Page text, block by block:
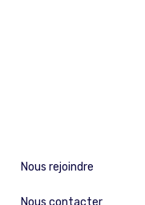
Nous rejoindre
Nous contacter